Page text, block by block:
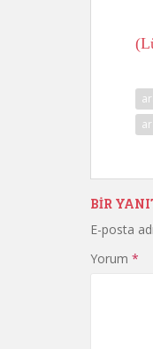
BIR
E-posta
Yorum *